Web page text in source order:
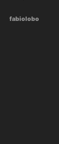
fabiolobo